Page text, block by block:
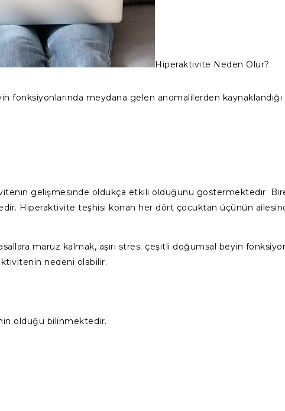
Hiperaktivite Neden Olur?
meydana gelen anomalilerden
gelişmesinde oldukça etkili olduğunu göstermektedir.
Hiperaktivite teşhisi konan her dört çocuktan üçünün
maruz kalmak, aşırı stres; çeşitli doğumsal beyin
nedeni olabilir.
olduğu bilinmektedir.